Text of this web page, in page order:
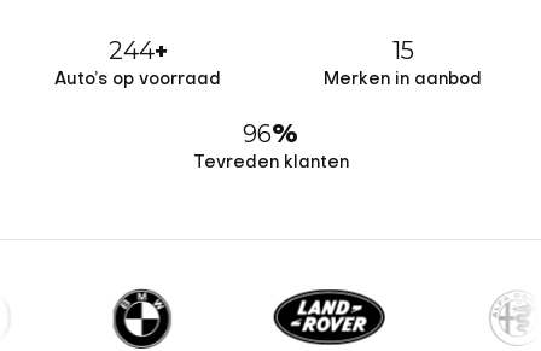
244+
Auto’s op voorraad
15
Merken in aanbod
96%
Tevreden klanten